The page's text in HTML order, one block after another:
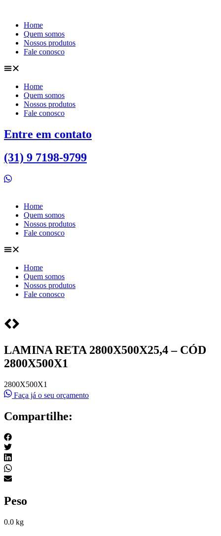
conteúdo
Home
Quem somos
Nossos produtos
Fale conosco
Home
Quem somos
Nossos produtos
Fale conosco
Entre em contato
(31) 9 7198-9799
Home
Quem somos
Nossos produtos
Fale conosco
Home
Quem somos
Nossos produtos
Fale conosco
LAMINA RETA 2800X500X25,4 – CÓD
2800X500X1
2800X500X1
Faça já o seu orçamento
Compartilhe:
Peso
0.0 kg